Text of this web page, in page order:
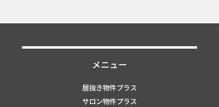
メニュー
居抜き物件プラス
サロン物件プラス